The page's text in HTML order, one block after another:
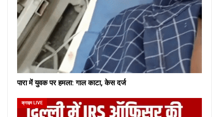
पारा में युवक पर हमला: गाल काटा, केस दर्ज
क्राइम LIVE